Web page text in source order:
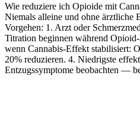
Wie reduziere ich Opioide mit
Niemals alleine und ohne ärztliche
Vorgehen: 1. Arzt oder
Titration beginnen während
wenn Cannabis-Effekt stabilisiert:
20% reduzieren. 4. Niedrigste
Entzugssymptome beobachten —